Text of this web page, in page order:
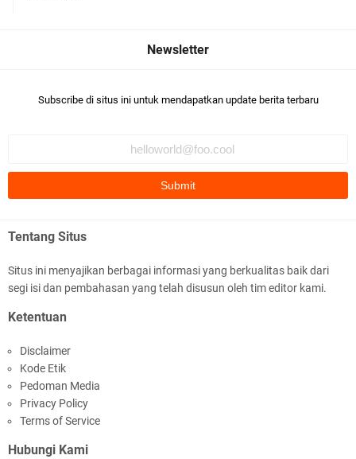
Polsek Gunungsari Kawal keamanan Acara
Selamatan Bendungan Meninting
Subscribe di situs ini untuk mendapatkan update berita terbaru
Tentang Situs
Situs ini menyajikan berbagai informasi yang berkualitas baik dari
segi isi dan pembahasan yang telah disusun oleh tim editor kami.
Ketentuan
Disclaimer
Kode Etik
Pedoman Media
Privacy Policy
Terms of Service
Hubungi Kami